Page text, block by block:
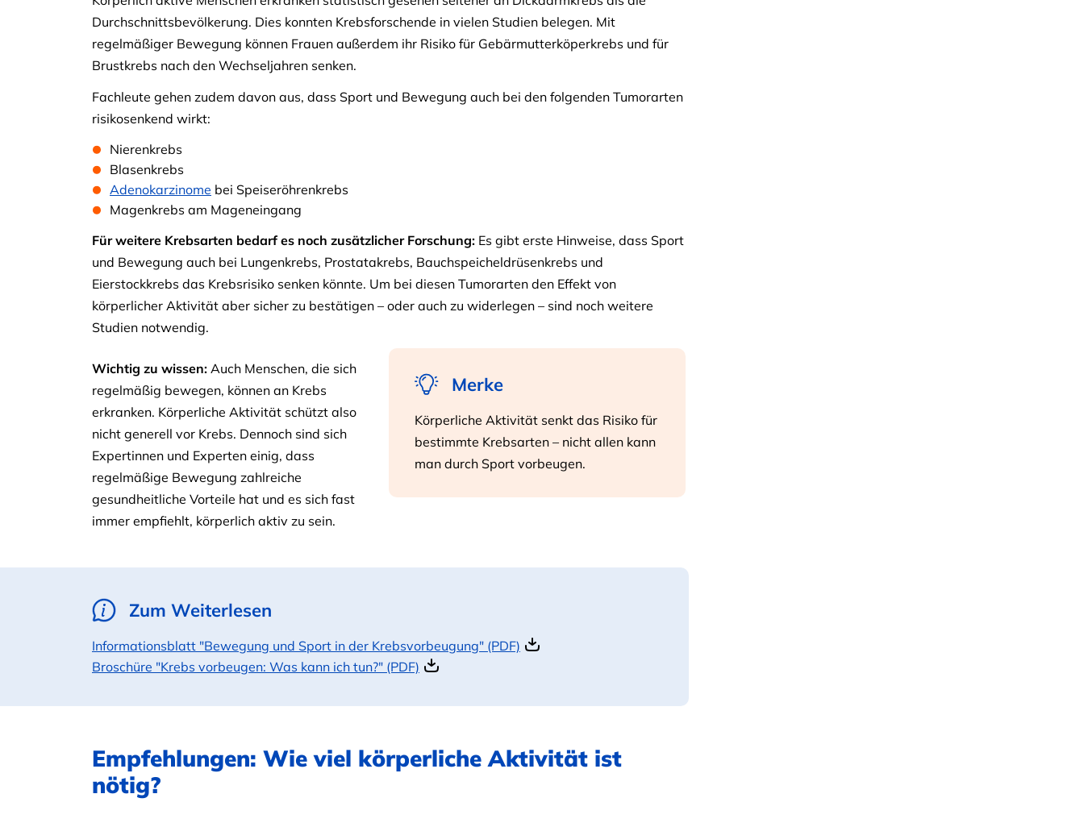
Durchschnittsbevölkerung. Dies konnten Krebsforschende in vielen Studien belegen. Mit
regelmäßiger Bewegung können Frauen außerdem ihr Risiko für Gebärmutterköperkrebs und für
Brustkrebs nach den Wechseljahren senken.
Fachleute gehen zudem davon aus, dass Sport und Bewegung auch bei den folgenden Tumorarten
risikosenkend wirkt:
Nierenkrebs
Blasenkrebs
Adenokarzinome bei Speiseröhrenkrebs
Magenkrebs am Mageneingang
Für weitere Krebsarten bedarf es noch zusätzlicher Forschung: Es gibt erste Hinweise, dass Sport
und Bewegung auch bei Lungenkrebs, Prostatakrebs, Bauchspeicheldrüsenkrebs und
Eierstockkrebs das Krebsrisiko senken könnte. Um bei diesen Tumorarten den Effekt von
körperlicher Aktivität aber sicher zu bestätigen – oder auch zu widerlegen – sind noch weitere
Studien notwendig.
Merke
Körperliche Aktivität senkt das Risiko für
bestimmte Krebsarten – nicht allen kann
man durch Sport vorbeugen.
Wichtig zu wissen: Auch Menschen, die sich
regelmäßig bewegen, können an Krebs
erkranken. Körperliche Aktivität schützt also
nicht generell vor Krebs. Dennoch sind sich
Expertinnen und Experten einig, dass
regelmäßige Bewegung zahlreiche
gesundheitliche Vorteile hat und es sich fast
immer empfiehlt, körperlich aktiv zu sein.
Zum Weiterlesen
Informationsblatt "Bewegung und Sport in der Krebsvorbeugung" (PDF)
Broschüre "Krebs vorbeugen: Was kann ich tun?" (PDF)
Empfehlungen: Wie viel körperliche Aktivität ist
nötig?